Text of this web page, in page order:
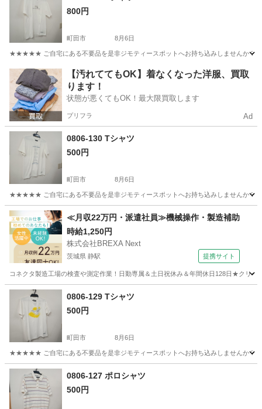
800円
町田市 8月6日
★★★★★ ご自宅にある不要品を是非ジモティースポットへお持ち込みしませんか？
東京 町田市 Tシャツ 現地
【汚れててもOK】着なくなった洋服、買取
ります！
状態が悪くてもOK！最大限買取します
プリフラ Ad
0806-130 Tシャツ
500円
町田市 8月6日
★★★★★ ご自宅にある不要品を是非ジモティースポットへお持ち込みしませんか？
東京 町田市 Tシャツ 現地
≪月収22万円・派遣社員≫機械操作・製造補助
時給1,250円
株式会社BREXA Next
茨城県 静駅 提携サイト
コネクタ製造工場の検査や測定作業！日勤専属＆土日祝休み＆年間休日128日★クリ
茨城 常陸大宮市0806-129 Tシャツ
500円
町田市 8月6日
★★★★★ ご自宅にある不要品を是非ジモティースポットへお持ち込みしませんか？
東京 町田市 現地
0806-127 ポロシャツ
500円